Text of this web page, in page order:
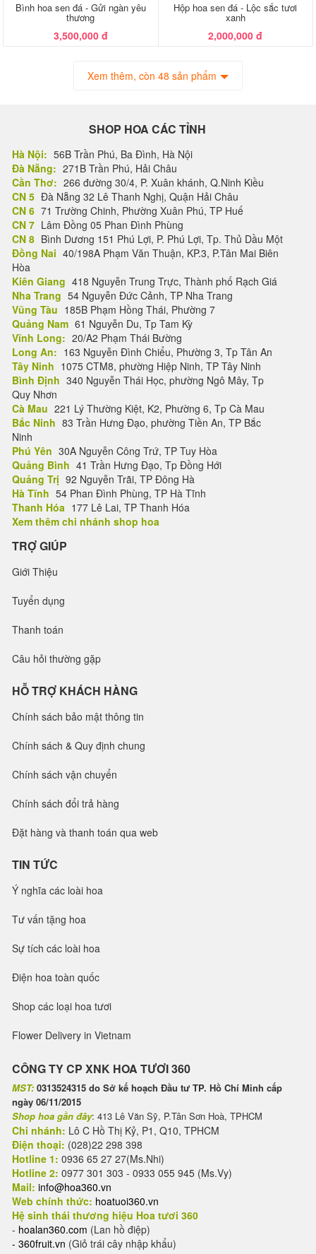
Bình hoa sen đá - Gửi ngàn yêu
thương
3,500,000 đ
Hộp hoa sen đá - Lộc sắc tươi
xanh
2,000,000 đ
Xem thêm, còn 48 sản phẩm
SHOP HOA CÁC TỈNH
Hà Nội: 56B Trần Phú, Ba Đình, Hà Nội
Đà Nẵng: 271B Trần Phú, Hải Châu
Cần Thơ: 266 đường 30/4, P. Xuân khánh, Q.Ninh Kiều
CN 5 Đà Nẵng 32 Lê Thanh Nghị, Quận Hải Châu
CN 6 71 Trường Chinh, Phường Xuân Phú, TP Huế
CN 7 Lâm Đồng 05 Phan Đình Phùng
CN 8 Bình Dương 151 Phú Lợi, P. Phú Lợi, Tp. Thủ Dầu Một
Đồng Nai 40/198A Phạm Văn Thuận, KP.3, P.Tân Mai Biên
Hòa
Kiên Giang 418 Nguyễn Trung Trực, Thành phố Rạch Giá
Nha Trang 54 Nguyễn Đức Cảnh, TP Nha Trang
Vũng Tàu 185B Phạm Hồng Thái, Phường 7
Quảng Nam 61 Nguyễn Du, Tp Tam Kỳ
Vĩnh Long: 20/A2 Phạm Thái Bường
Long An: 163 Nguyễn Đình Chiểu, Phường 3, Tp Tân An
Tây Ninh 1075 CTM8, phường Hiệp Ninh, TP Tây Ninh
Bình Định 340 Nguyễn Thái Học, phường Ngô Mây, Tp
Quy Nhơn
Cà Mau 221 Lý Thường Kiệt, K2, Phường 6, Tp Cà Mau
Bắc Ninh 83 Trần Hưng Đạo, phường Tiền An, TP Bắc
Ninh
Phú Yên 30A Nguyễn Công Trứ, TP Tuy Hòa
Quảng Bình 41 Trần Hưng Đạo, Tp Đồng Hới
Quảng Trị 92 Nguyễn Trãi, TP Đông Hà
Hà Tĩnh 54 Phan Đình Phùng, TP Hà Tĩnh
Thanh Hóa 177 Lê Lai, TP Thanh Hóa
Xem thêm chi nhánh shop hoa
TRỢ GIÚP
Giới Thiệu
Tuyển dụng
Thanh toán
Câu hỏi thường gặp
HỖ TRỢ KHÁCH HÀNG
Chính sách bảo mật thông tin
Chính sách & Quy định chung
Chính sách vận chuyển
Chính sách đổi trả hàng
Đặt hàng và thanh toán qua web
TIN TỨC
Ý nghĩa các loài hoa
Tư vấn tặng hoa
Sự tích các loài hoa
Điện hoa toàn quốc
Shop các loại hoa tươi
Flower Delivery in Vietnam
CÔNG TY CP XNK HOA TƯƠI 360
MST: 0313524315 do Sở kế hoạch Đầu tư TP. Hồ Chí Minh cấp
ngày 06/11/2015
Shop hoa gần đây: 413 Lê Văn Sỹ, P.Tân Sơn Hoà, TPHCM
Chi nhánh: Lô C Hồ Thị Kỷ, P1, Q10, TPHCM
Điện thoại: (028)22 298 398
Hotline 1: 0936 65 27 27(Ms.Nhi)
Hotline 2: 0977 301 303 - 0933 055 945 (Ms.Vy)
Mail: info@hoa360.vn
Web chính thức: hoatuoi360.vn
Hệ sinh thái thương hiệu Hoa tươi 360
- hoalan360.com (Lan hồ điệp)
- 360fruit.vn (Giỏ trái cây nhập khẩu)